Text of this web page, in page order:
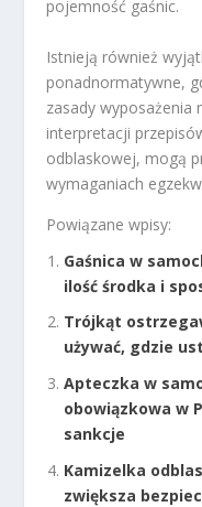
pojemność gaśnic.
Istnieją również
ponadnormatywne,
zasady wyposażenia
interpretacji
odblaskowej, mogą
wymaganiach
Powiązane wpisy:
Gaśnica w
ilość środka i
Trójkąt
używać, gdzie
Apteczka w
obowiązkowa w
sankcje
Kamizelka
zwiększa